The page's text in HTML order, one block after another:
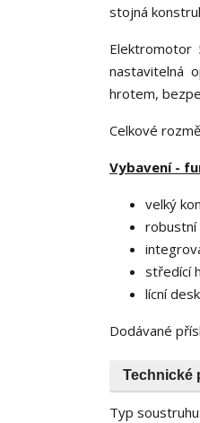
stojná
Elektromotor
nastavitelná
hrotem,
Celkové
Vybavení -
velký
středící
lícní
Dodávané
Technické
Typ